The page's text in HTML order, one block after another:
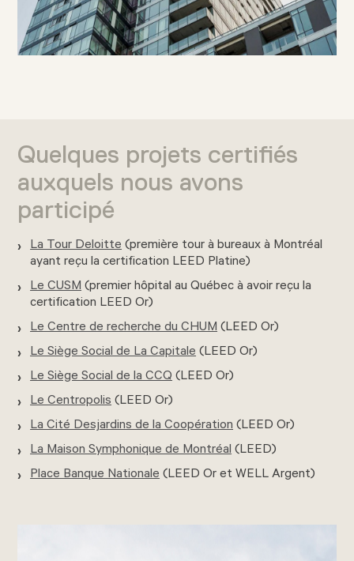
Quelques projets certifiés
auxquels nous avons
participé
La Tour Deloitte (première tour à bureaux à Montréal
ayant reçu la certification LEED Platine)
Le CUSM (premier hôpital au Québec à avoir reçu la
certification LEED Or)
Le Centre de recherche du CHUM (LEED Or)
Le Siège Social de La Capitale (LEED Or)
Le Siège Social de la CCQ (LEED Or)
Le Centropolis (LEED Or)
La Cité Desjardins de la Coopération (LEED Or)
La Maison Symphonique de Montréal (LEED)
Place Banque Nationale (LEED Or et WELL Argent)